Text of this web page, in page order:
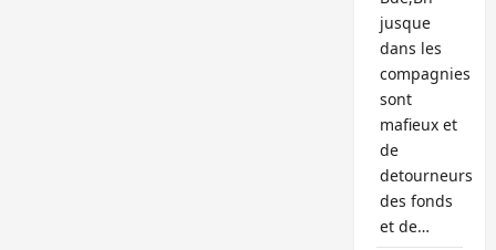
jusque
dans les
compagnies
sont
mafieux et
de
detourneurs
des fonds
et de…